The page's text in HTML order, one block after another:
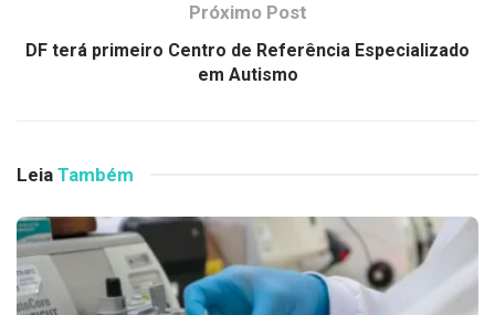
Próximo Post
DF terá primeiro Centro de Referência Especializado
em Autismo
Leia Também